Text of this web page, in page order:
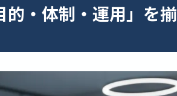
・体制・運用」を揃